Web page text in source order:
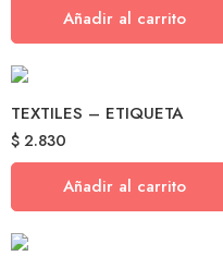
Añadir al carrito
TEXTILES – ETIQUETA
$2.830
Añadir al carrito